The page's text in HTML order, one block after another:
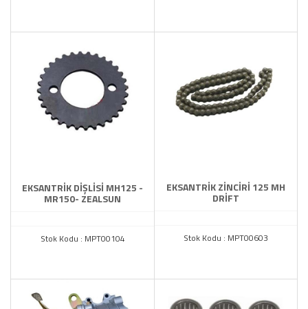
EKSANTRİK DİŞLİSİ MH125 -
MR150- ZEALSUN
Stok Kodu : MPT00104
EKSANTRİK ZİNCİRİ 125 MH
DRİFT
Stok Kodu : MPT00603